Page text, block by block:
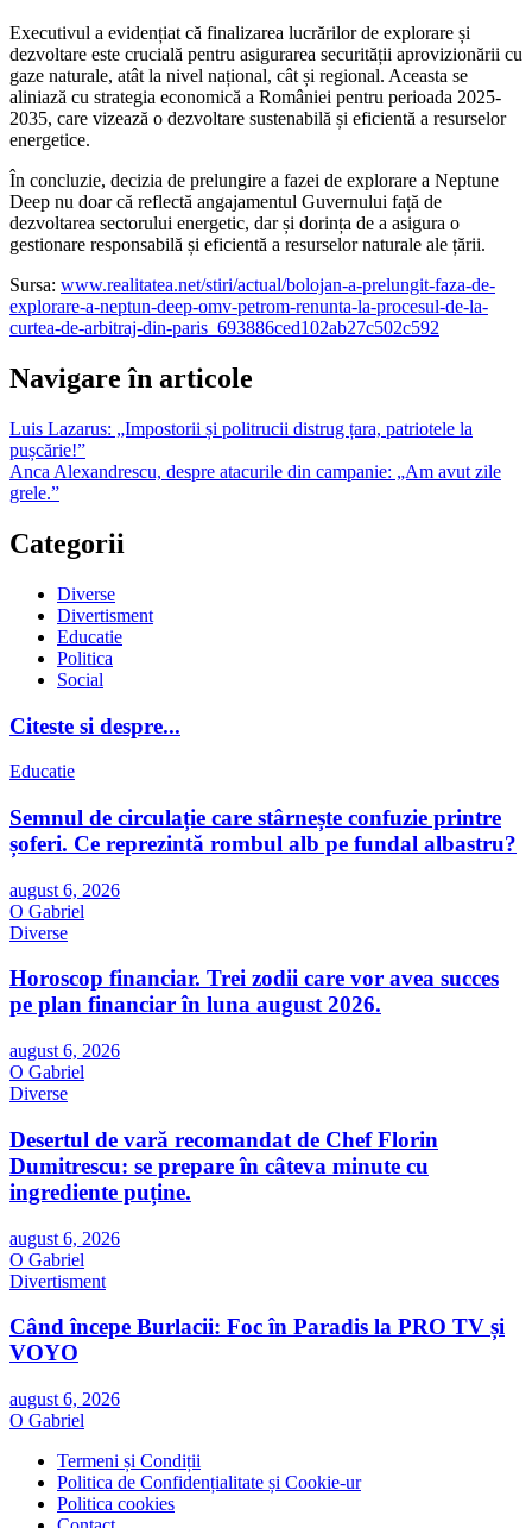
Executivul a evidențiat că finalizarea lucrărilor de explorare și
dezvoltare este crucială pentru asigurarea securității aprovizionării cu
gaze naturale, atât la nivel național, cât și regional. Aceasta se
aliniază cu strategia economică a României pentru perioada 2025-
2035, care vizează o dezvoltare sustenabilă și eficientă a resurselor
energetice.
În concluzie, decizia de prelungire a fazei de explorare a Neptune
Deep nu doar că reflectă angajamentul Guvernului față de
dezvoltarea sectorului energetic, dar și dorința de a asigura o
gestionare responsabilă și eficientă a resurselor naturale ale țării.
Sursa: www.realitatea.net/stiri/actual/bolojan-a-prelungit-faza-de-
explorare-a-neptun-deep-omv-petrom-renunta-la-procesul-de-la-
curtea-de-arbitraj-din-paris_693886ced102ab27c502c592
Navigare în articole
Luis Lazarus: „Impostorii și politrucii distrug țara, patriotele la
pușcărie!”
Anca Alexandrescu, despre atacurile din campanie: „Am avut zile
grele.”
Categorii
Diverse
Divertisment
Educatie
Politica
Social
Citeste si despre...
Educatie
Semnul de circulație care stârnește confuzie printre
șoferi. Ce reprezintă rombul alb pe fundal albastru?
august 6, 2026
O Gabriel
Diverse
Horoscop financiar. Trei zodii care vor avea succes
pe plan financiar în luna august 2026.
august 6, 2026
O Gabriel
Diverse
Desertul de vară recomandat de Chef Florin
Dumitrescu: se prepare în câteva minute cu
ingrediente puține.
august 6, 2026
O Gabriel
Divertisment
Când începe Burlacii: Foc în Paradis la PRO TV și
VOYO
august 6, 2026
O Gabriel
Termeni și Condiții
Politica de Confidențialitate și Cookie-ur
Politica cookies